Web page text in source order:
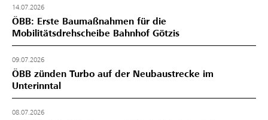
14.07.2026
ÖBB: Erste Baumaßnahmen für die
Mobilitätsdrehscheibe Bahnhof Götzis
09.07.2026
ÖBB zünden Turbo auf der Neubaustrecke im
Unterinntal
08.07.2026